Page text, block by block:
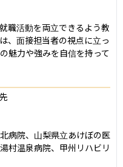
職活動を両立できるよう教
、面接担当者の視点に立っ
魅力や強みを自信を持って
病院、山梨県立あけぼの医
村温泉病院、甲州リハビリ